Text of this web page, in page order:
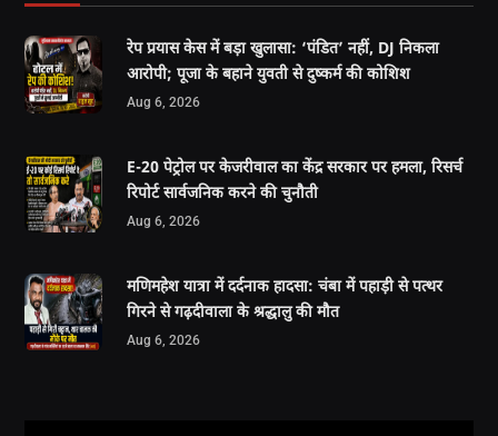
रेप प्रयास केस में बड़ा खुलासा: ‘पंडित’ नहीं, DJ निकला
आरोपी; पूजा के बहाने युवती से दुष्कर्म की कोशिश
Aug 6, 2026
E-20 पेट्रोल पर केजरीवाल का केंद्र सरकार पर हमला, रिसर्च
रिपोर्ट सार्वजनिक करने की चुनौती
Aug 6, 2026
मणिमहेश यात्रा में दर्दनाक हादसा: चंबा में पहाड़ी से पत्थर
गिरने से गढ़दीवाला के श्रद्धालु की मौत
Aug 6, 2026